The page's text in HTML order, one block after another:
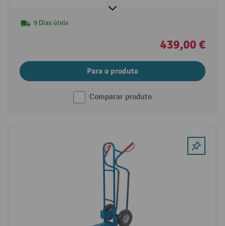
9 Dias úteis
439,00 €
Para o produto
Comparar produto